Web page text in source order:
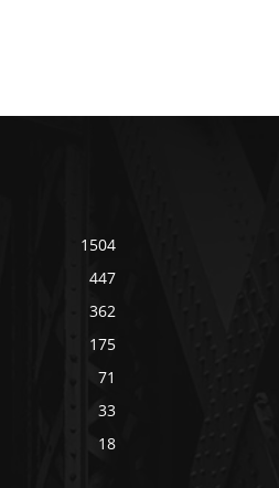
1504
447
362
175
71
33
18